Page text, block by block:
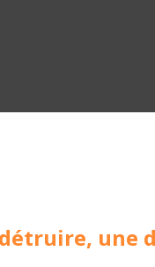
une